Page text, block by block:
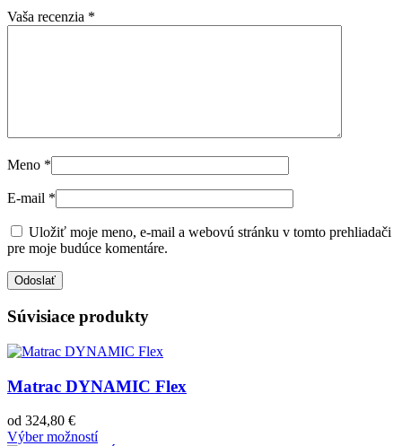
Vaša recenzia *
Meno *
E-mail *
Uložiť moje meno, e-mail a webovú stránku v tomto prehliadači
pre moje budúce komentáre.
Súvisiace produkty
Matrac DYNAMIC Flex
od 324,80 €
Výber možností